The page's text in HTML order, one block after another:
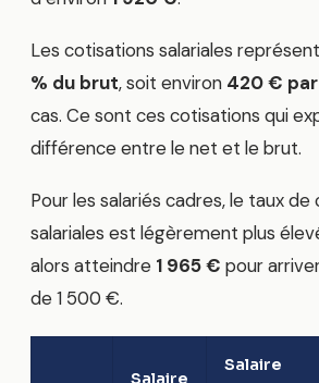
Les cotisations salariales
% du brut, soit environ 420 €
cas. Ce sont ces cotisations qui
différence entre le net et le brut.
Pour les salariés cadres, le taux
salariales est légèrement plus
alors atteindre 1 965 € pour
de 1 500 €.
Salaire
Salaire